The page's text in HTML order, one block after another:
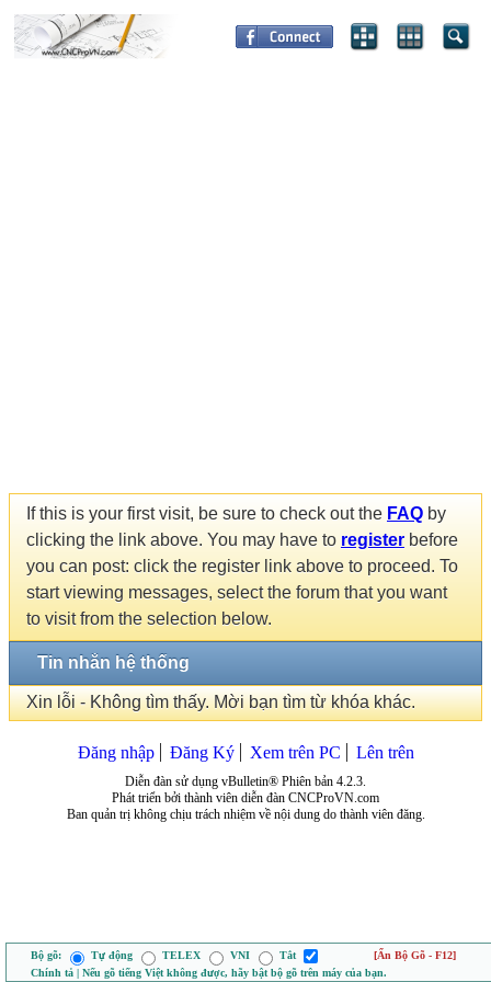
If this is your first visit, be sure to check out the FAQ by
clicking the link above. You may have to register before
you can post: click the register link above to proceed. To
start viewing messages, select the forum that you want
to visit from the selection below.
Tin nhắn hệ thống
Xin lỗi - Không tìm thấy. Mời bạn tìm từ khóa khác.
Đăng nhập Đăng Ký Xem trên PC Lên trên
Diễn đàn sử dụng vBulletin® Phiên bản 4.2.3.
Phát triển bởi thành viên diễn đàn CNCProVN.com
Ban quản trị không chịu trách nhiệm về nội dung do thành viên đăng.
Bộ gõ: Tự động TELEX VNI Tắt
[Ẩn Bộ Gõ - F12]
Chính tả | Nếu gõ tiếng Việt không được, hãy bật bộ gõ trên máy của bạn.